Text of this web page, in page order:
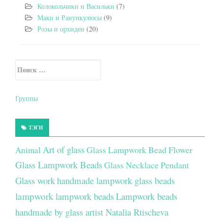
Колокольчики и Васильки (7)
Маки и Ранункулюсы (9)
Розы и орхидеи (20)
Secondary Sidebar
Искать:
Группы
ТЭГИ
Animal Art of glassGlass Lampwork Bead Flower
Glass Lampwork BeadsGlass Necklace Pendant
Glass workhandmade lampwork glass beads
lampwork lampwork beadsLampwork beads
handmade by glass artist Natalia Rtischeva